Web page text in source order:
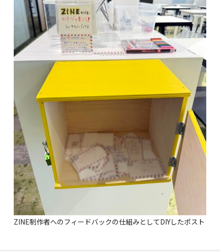
ZINE制作者へのフィードバックの仕組みとしてDIYしたポスト